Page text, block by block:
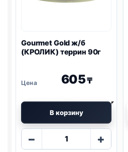
Gourmet Gold ж/б
(КРОЛИК) террин 90г
605₸
В корзину
−
Количество
+